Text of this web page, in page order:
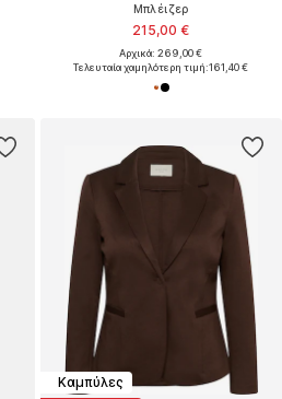
Μπλέιζερ
215,00 €
Αρχικά: 269,00 €
Τελευταία χαμηλότερη τιμή:161,40 €
Καμπύλες